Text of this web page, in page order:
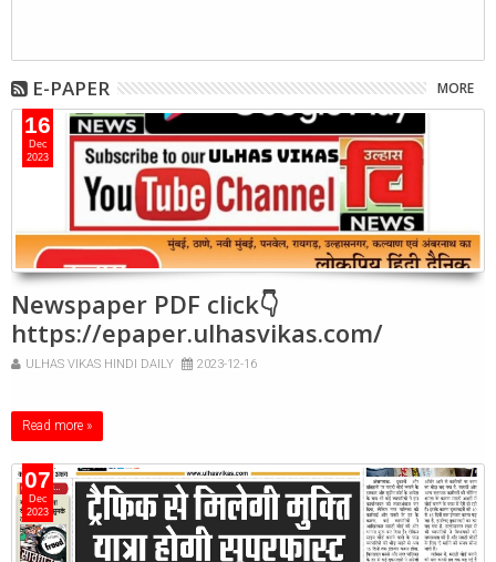
E-PAPER MORE
16
Dec
2023
Newspaper PDF click👇
https://epaper.ulhasvikas.com/
ULHAS VIKAS HINDI DAILY 2023-12-16
Read more »
07
Dec
2023